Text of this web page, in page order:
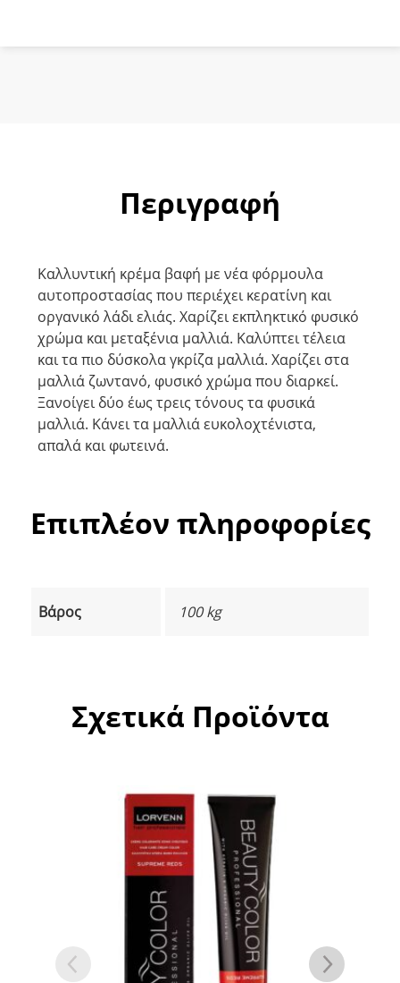
Περιγραφή
Καλλυντική κρέμα βαφή με νέα φόρμουλα
αυτοπροστασίας που περιέχει κερατίνη και
οργανικό λάδι ελιάς. Χαρίζει εκπληκτικό φυσικό
χρώμα και μεταξένια μαλλιά. Καλύπτει τέλεια
και τα πιο δύσκολα γκρίζα μαλλιά. Χαρίζει στα
μαλλιά ζωντανό, φυσικό χρώμα που διαρκεί.
Ξανοίγει δύο έως τρεις τόνους τα φυσικά
μαλλιά. Κάνει τα μαλλιά ευκολοχτένιστα,
απαλά και φωτεινά.
Επιπλέον πληροφορίες
Βάρος 100 kg
Σχετικά Προϊόντα